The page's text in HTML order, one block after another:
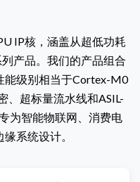
IP核，涵盖从超低功耗
产品。我们的产品组合
能级别相当于Cortex-M0
、超标量流水线和ASIL-
为智能物联网、消费电
系统设计。